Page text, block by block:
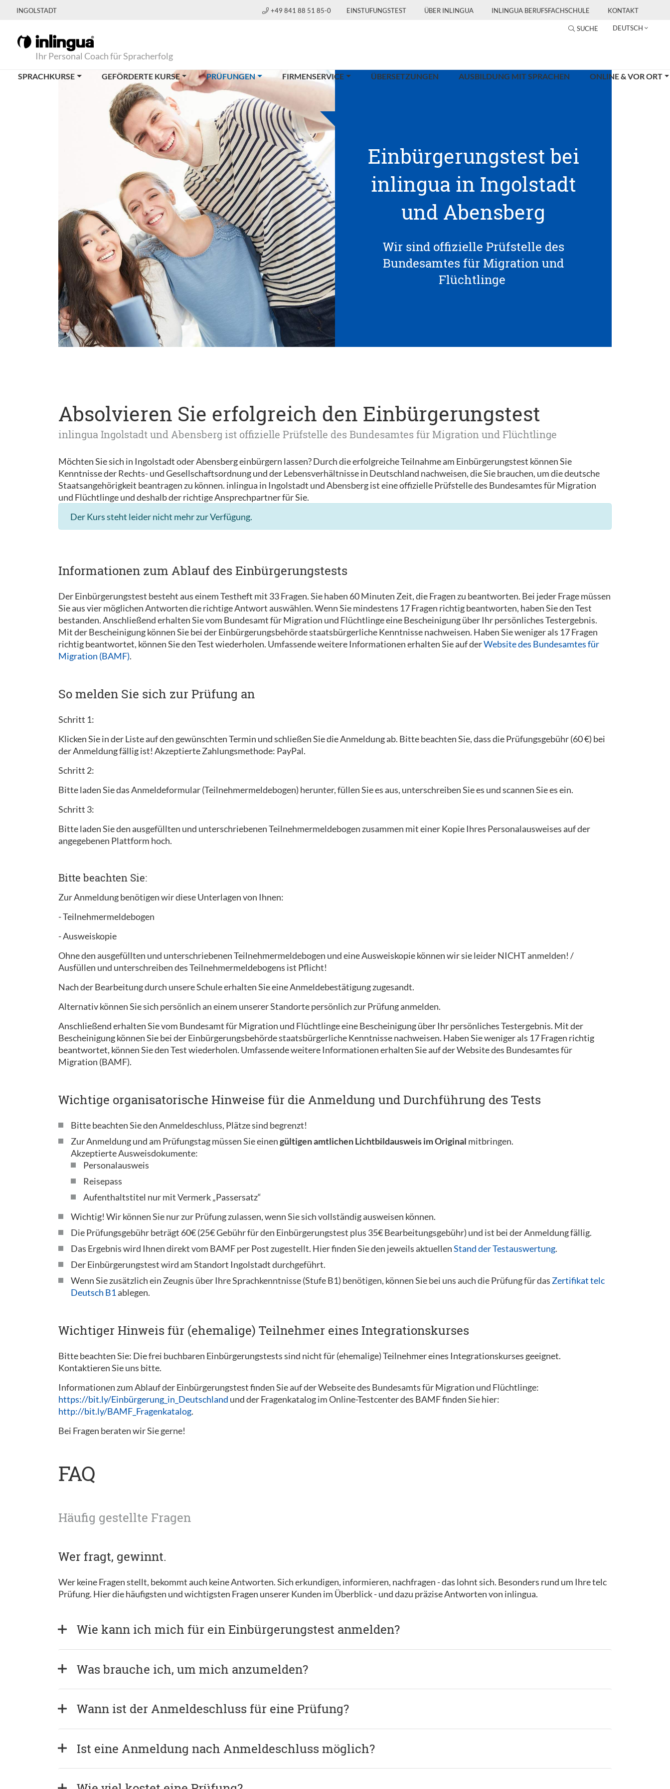
INGOLSTADT +49 841 88 51 85-0 EINSTUFUNGSTEST ÜBER INLINGUA INLINGUA BERUFSFACHSCHULE KONTAKT
SUCHE DEUTSCH
Ihr Personal Coach für Spracherfolg
SPRACHKURSE GEFÖRDERTE KURSE PRÜFUNGEN(CURRENT)FIRMENSERVICE ÜBERSETZUNGEN AUSBILDUNG MIT SPRACHEN ONLINE & VOR ORT
Einbürgerungstest bei
inlingua in Ingolstadt
und Abensberg
Wir sind offizielle Prüfstelle des
Bundesamtes für Migration und
Flüchtlinge
Absolvieren Sie erfolgreich den Einbürgerungstest
inlingua Ingolstadt und Abensberg ist offizielle Prüfstelle des Bundesamtes für Migration und Flüchtlinge
Möchten Sie sich in Ingolstadt oder Abensberg einbürgern lassen? Durch die erfolgreiche Teilnahme am Einbürgerungstest können Sie
Kenntnisse der Rechts- und Gesellschaftsordnung und der Lebensverhältnisse in Deutschland nachweisen, die Sie brauchen, um die deutsche
Staatsangehörigkeit beantragen zu können. inlingua in Ingolstadt und Abensberg ist eine offizielle Prüfstelle des Bundesamtes für Migration
und Flüchtlinge und deshalb der richtige Ansprechpartner für Sie.
Der Kurs steht leider nicht mehr zur Verfügung.
Informationen zum Ablauf des Einbürgerungstests
Der Einbürgerungstest besteht aus einem Testheft mit 33 Fragen. Sie haben 60 Minuten Zeit, die Fragen zu beantworten. Bei jeder Frage müssen
Sie aus vier möglichen Antworten die richtige Antwort auswählen. Wenn Sie mindestens 17 Fragen richtig beantworten, haben Sie den Test
bestanden. Anschließend erhalten Sie vom Bundesamt für Migration und Flüchtlinge eine Bescheinigung über Ihr persönliches Testergebnis.
Mit der Bescheinigung können Sie bei der Einbürgerungsbehörde staatsbürgerliche Kenntnisse nachweisen. Haben Sie weniger als 17 Fragen
richtig beantwortet, können Sie den Test wiederholen. Umfassende weitere Informationen erhalten Sie auf derWebsite des Bundesamtes für
Migration (BAMF).
So melden Sie sich zur Prüfung an
Schritt 1:
Klicken Sie in der Liste auf den gewünschten Termin und schließen Sie die Anmeldung ab. Bitte beachten Sie, dass die Prüfungsgebühr (60 €) bei
der Anmeldung fällig ist! Akzeptierte Zahlungsmethode: PayPal.
Schritt 2:
Bitte laden Sie das Anmeldeformular (Teilnehmermeldebogen) herunter, füllen Sie es aus, unterschreiben Sie es und scannen Sie es ein.
Schritt 3:
Bitte laden Sie den ausgefüllten und unterschriebenen Teilnehmermeldebogen zusammen mit einer Kopie Ihres Personalausweises auf der
angegebenen Plattform hoch.
Bitte beachten Sie:
Zur Anmeldung benötigen wir diese Unterlagen von Ihnen:
- Teilnehmermeldebogen
- Ausweiskopie
Ohne den ausgefüllten und unterschriebenen Teilnehmermeldebogen und eine Ausweiskopie können wir sie leider NICHT anmelden! /
Ausfüllen und unterschreiben des Teilnehmermeldebogens ist Pflicht!
Nach der Bearbeitung durch unsere Schule erhalten Sie eine Anmeldebestätigung zugesandt.
Alternativ können Sie sich persönlich an einem unserer Standorte persönlich zur Prüfung anmelden.
Anschließend erhalten Sie vom Bundesamt für Migration und Flüchtlinge eine Bescheinigung über Ihr persönliches Testergebnis. Mit der
Bescheinigung können Sie bei der Einbürgerungsbehörde staatsbürgerliche Kenntnisse nachweisen. Haben Sie weniger als 17 Fragen richtig
beantwortet, können Sie den Test wiederholen. Umfassende weitere Informationen erhalten Sie auf der Website des Bundesamtes für
Migration (BAMF).
Wichtige organisatorische Hinweise für die Anmeldung und Durchführung des Tests
Bitte beachten Sie den Anmeldeschluss, Plätze sind begrenzt!
Zur Anmeldung und am Prüfungstag müssen Sie einengültigen amtlichen Lichtbildausweis im Original mitbringen.
Akzeptierte Ausweisdokumente:
Personalausweis
Reisepass
Aufenthaltstitel nur mit Vermerk „Passersatz“
Wichtig! Wir können Sie nur zur Prüfung zulassen, wenn Sie sich vollständig ausweisen können.
Die Prüfungsgebühr beträgt 60€ (25€ Gebühr für den Einbürgerungstest plus 35€ Bearbeitungsgebühr) und ist bei der Anmeldung fällig.
Das Ergebnis wird Ihnen direkt vom BAMF per Post zugestellt. Hier finden Sie den jeweils aktuellenStand der Testauswertung.
Der Einbürgerungstest wird am Standort Ingolstadt durchgeführt.
Wenn Sie zusätzlich ein Zeugnis über Ihre Sprachkenntnisse (Stufe B1) benötigen, können Sie bei uns auch die Prüfung für das Zertifikat telc
Deutsch B1ablegen.
Wichtiger Hinweis für (ehemalige) Teilnehmer eines Integrationskurses
Bitte beachten Sie: Die frei buchbaren Einbürgerungstests sind nicht für (ehemalige) Teilnehmer eines Integrationskurses geeignet.
Kontaktieren Sie uns bitte.
Informationen zum Ablauf der Einbürgerungstest finden Sie auf der Webseite des Bundesamts für Migration und Flüchtlinge:
https://bit.ly/Einbürgerung_in_Deutschland und der Fragenkatalog im Online-Testcenter des BAMF finden Sie hier:
http://bit.ly/BAMF_Fragenkatalog.
Bei Fragen beraten wir Sie gerne!
FAQ
Häufig gestellte Fragen
Wer fragt, gewinnt.
Wer keine Fragen stellt, bekommt auch keine Antworten. Sich erkundigen, informieren, nachfragen - das lohnt sich. Besonders rund um Ihre telc
Prüfung. Hier die häufigsten und wichtigsten Fragen unserer Kunden im Überblick - und dazu präzise Antworten von inlingua.
Wie kann ich mich für ein Einbürgerungstest anmelden?
Was brauche ich, um mich anzumelden?
Wann ist der Anmeldeschluss für eine Prüfung?
Ist eine Anmeldung nach Anmeldeschluss möglich?